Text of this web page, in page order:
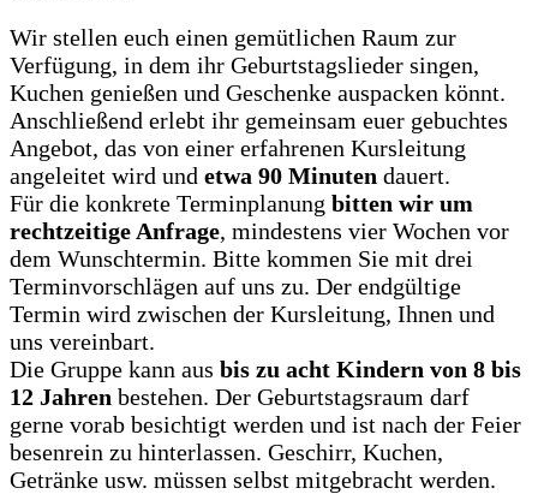
Wir stellen euch einen gemütlichen Raum zur
Verfügung, in dem ihr Geburtstagslieder singen,
Kuchen genießen und Geschenke auspacken könnt.
Anschließend erlebt ihr gemeinsam euer gebuchtes
Angebot, das von einer erfahrenen Kursleitung
angeleitet wird und etwa 90 Minuten dauert.
Für die konkrete Terminplanung bitten wir um
rechtzeitige Anfrage, mindestens vier Wochen vor
dem Wunschtermin. Bitte kommen Sie mit drei
Terminvorschlägen auf uns zu. Der endgültige
Termin wird zwischen der Kursleitung, Ihnen und
uns vereinbart.
Die Gruppe kann aus bis zu acht Kindern von 8 bis
12 Jahren bestehen. Der Geburtstagsraum darf
gerne vorab besichtigt werden und ist nach der Feier
besenrein zu hinterlassen. Geschirr, Kuchen,
Getränke usw. müssen selbst mitgebracht werden.